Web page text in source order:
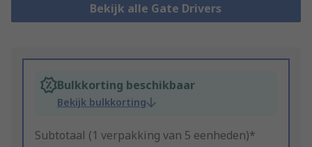
Bekijk alle Gate Drivers
Bulkkorting beschikbaar
Bekijk bulkkorting
Subtotaal (1 verpakking van 5 eenheden)*